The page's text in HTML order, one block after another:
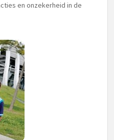
en onzekerheid in de